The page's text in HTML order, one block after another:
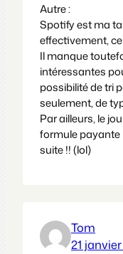
Autre :
Spotify est ma
effectivement,
Il manque
intéressantes
possibilité de tri
seulement, de
Par ailleurs, le
formule payante
suite !! (lol)
Tom
21